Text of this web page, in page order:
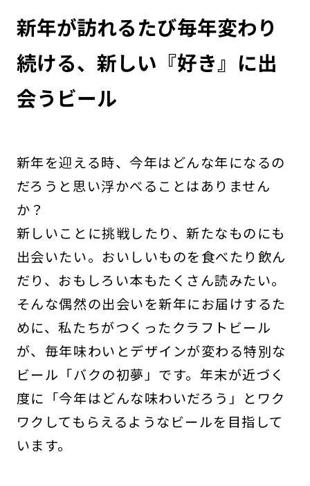
新年が訪れるたび毎年変わり
続ける、新しい『好き』に出
会うビール
新年を迎える時、今年はどんな年になるの
だろうと思い浮かべることはありません
か？
新しいことに挑戦したり、新たなものにも
出会いたい。おいしいものを食べたり飲ん
だり、おもしろい本もたくさん読みたい。
そんな偶然の出会いを新年にお届けするた
めに、私たちがつくったクラフトビール
が、毎年味わいとデザインが変わる特別な
ビール「バクの初夢」です。年末が近づく
度に「今年はどんな味わいだろう」とワク
ワクしてもらえるようなビールを目指して
います。